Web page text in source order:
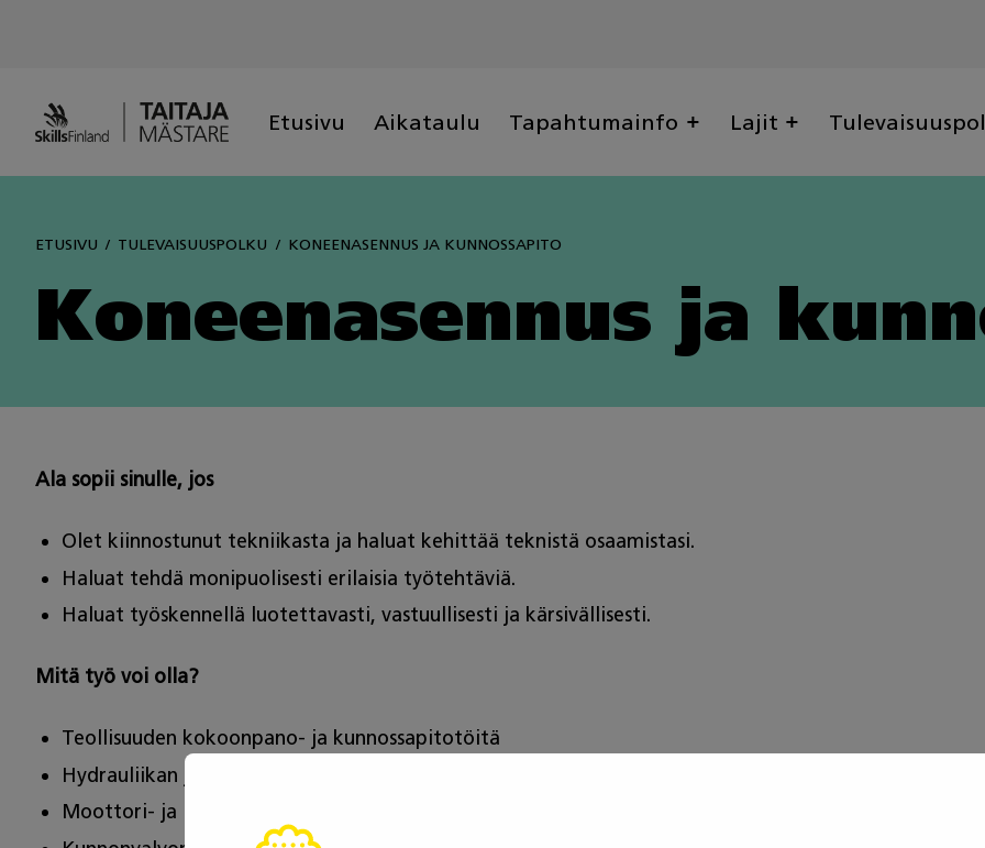
Etusivu Aikataulu Tapahtumainfo Lajit
ETUSIVU TULEVAISUUSPOLKU KONEENASENNUS JA KUNNOSSAPITO
Koneenasennus ja
Ala sopii sinulle, jos
Olet kiinnostunut tekniikasta ja haluat kehittää teknistä osaamistasi.
Haluat tehdä monipuolisesti erilaisia työtehtäviä.
Haluat työskennellä luotettavasti, vastuullisesti ja kärsivällisesti.
Mitä työ voi olla?
Teollisuuden kokoonpano- ja kunnossapitotöitä
Hydrauliikan ja pneumatiikan asennustehtäviä
Moottori- ja laakeriasennuksia